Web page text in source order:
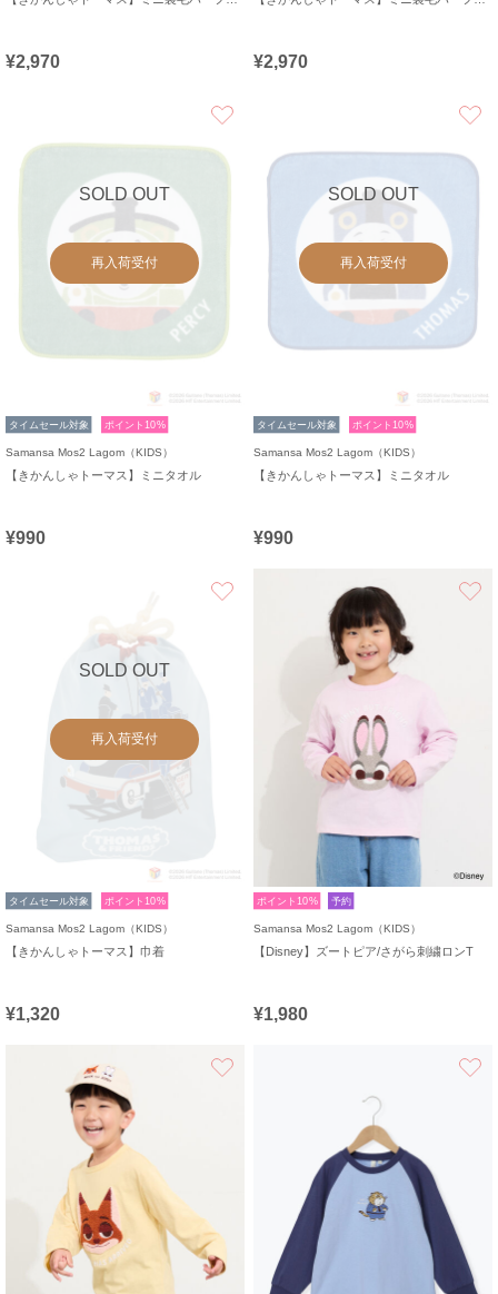
¥2,970 ¥2,970
SOLD OUT
再入荷受付
タイムセール対象 ポイント10%
Samansa Mos2 Lagom（KIDS）
【きかんしゃトーマス】ミニタオル
¥990
SOLD OUT
再入荷受付
タイムセール対象 ポイント10%
Samansa Mos2 Lagom（KIDS）
【きかんしゃトーマス】ミニタオル
¥990
SOLD OUT
再入荷受付
タイムセール対象 ポイント10%
Samansa Mos2 Lagom（KIDS）
【きかんしゃトーマス】巾着
¥1,320
ポイント10% 予約
Samansa Mos2 Lagom（KIDS）
【Disney】ズートピア/さがら刺繍ロンT
¥1,980